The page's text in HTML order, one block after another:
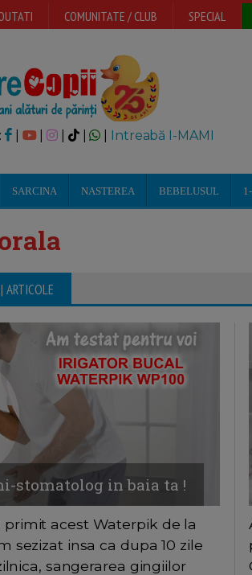
COMUNITATE / CLUB SPECIAL
| | Intreabă I-MAMI
SARCINA NASTEREA BEBELUSUL
ARTICOLE
stomatolog in baia ta !
primit acest Waterpik de la
sezizat insa ca dupa 10 zile
sangerarea gingiilor